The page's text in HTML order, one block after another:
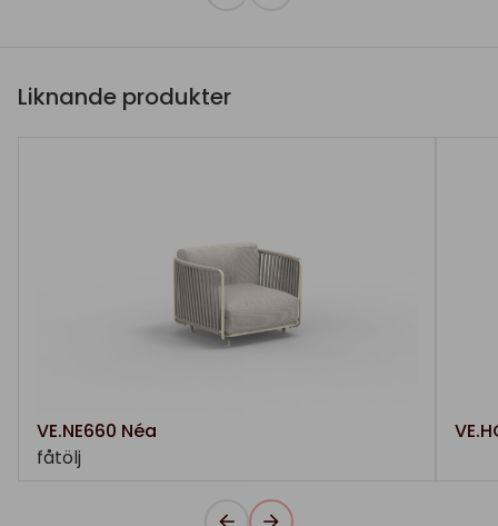
Liknande produkter
VE.NE660 Néa
fåtölj